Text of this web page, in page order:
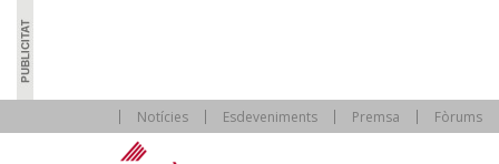
Notícies Esdeveniments Premsa Fòrums